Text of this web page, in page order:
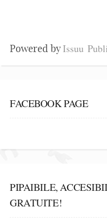
Powered byIssuu
FACEBOOK PAGE
PIPAIBILE,
GRATUITE!